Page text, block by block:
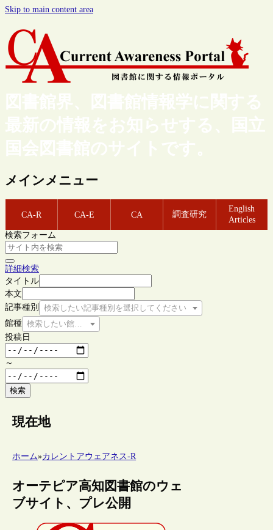
Skip to main content area
図書館界、図書館情報学に関する
最新の情報をお知らせする、国立
国会図書館のサイトです。
メインメニュー
CA-R CA-E CA 調査研究
English
Articles
検索フォーム
詳細検索
タイトル
本文
記事種別
検索したい記事種別を選択してください
館種 検索したい館種を選択してください
投稿日
～
検索
現在地
ホーム»カレントアウェアネス-R
オーテピア高知図書館のウェ
ブサイト、プレ公開